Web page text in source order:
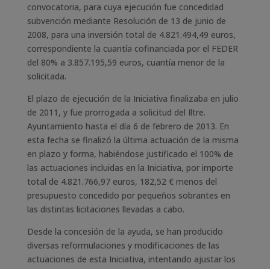
convocatoria, para cuya ejecución fue concedidad
subvención mediante Resolución de 13 de junio de
2008, para una inversión total de 4.821.494,49 euros,
correspondiente la cuantía cofinanciada por el FEDER
del 80% a 3.857.195,59 euros, cuantía menor de la
solicitada.
El plazo de ejecución de la Iniciativa finalizaba en julio
de 2011, y fue prorrogada a solicitud del Iltre.
Ayuntamiento hasta el día 6 de febrero de 2013. En
esta fecha se finalizó la última actuación de la misma
en plazo y forma, habiéndose justificado el 100% de
las actuaciones incluidas en la Iniciativa, por importe
total de 4.821.766,97 euros, 182,52 € menos del
presupuesto concedido por pequeños sobrantes en
las distintas licitaciones llevadas a cabo.
Desde la concesión de la ayuda, se han producido
diversas reformulaciones y modificaciones de las
actuaciones de esta Iniciativa, intentando ajustar los